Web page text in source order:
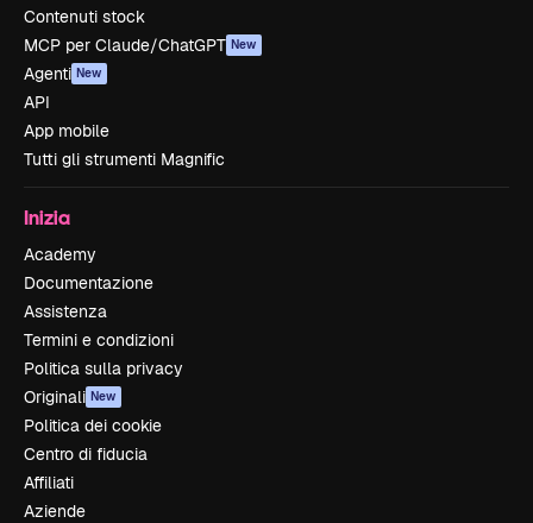
Contenuti stock
MCP per Claude/ChatGPT New
Agenti New
API
App mobile
Tutti gli strumenti Magnific
Inizia
Academy
Documentazione
Assistenza
Termini e condizioni
Politica sulla privacy
Originali New
Politica dei cookie
Centro di fiducia
Affiliati
Aziende